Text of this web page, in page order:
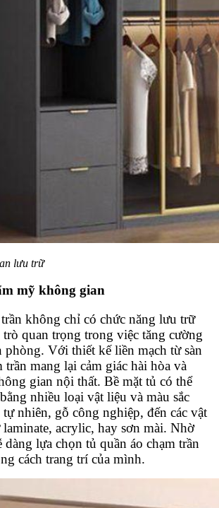
lưu trữ
mỹ không gian
không chỉ có chức năng lưu trữ
quan trọng trong việc tăng cường
phòng. Với thiết kế liền mạch từ sàn
trần mang lại cảm giác hài hòa và
gian nội thất. Bề mặt tủ có thể
nhiều loại vật liệu và màu sắc
nhiên, gỗ công nghiệp, đến các vật
acrylic, hay sơn mài. Nhờ
dàng lựa chọn tủ quần áo chạm trần
cách trang trí của mình.